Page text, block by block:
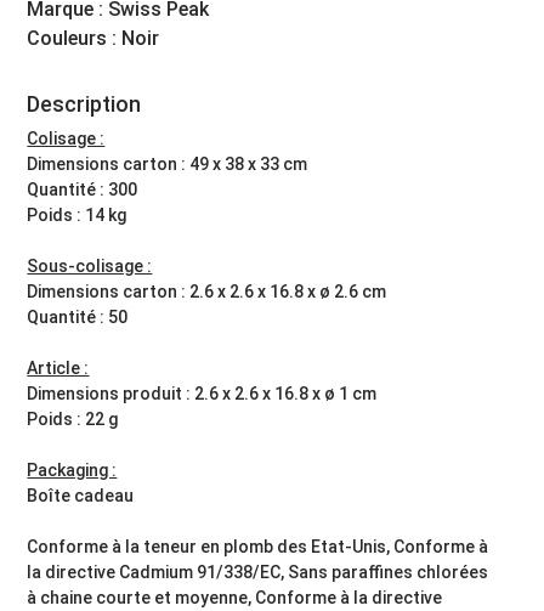
Marque : Swiss Peak
Couleurs : Noir
Description
Colisage :
Dimensions carton : 49 x 38 x 33 cm
Quantité : 300
Poids : 14 kg
Sous-colisage :
Dimensions carton : 2.6 x 2.6 x 16.8 x ø 2.6 cm
Quantité : 50
Article :
Dimensions produit : 2.6 x 2.6 x 16.8 x ø 1 cm
Poids : 22 g
Packaging :
Boîte cadeau
Conforme à la teneur en plomb des Etat-Unis, Conforme à
la directive Cadmium 91/338/EC, Sans paraffines chlorées
à chaine courte et moyenne, Conforme à la directive